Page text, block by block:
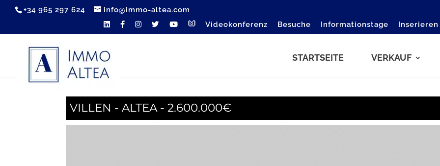
+34 965 297 624
info@immo-altea.com
Videokonferenz
Besuche Informationstage
STARTSEITE VERKAUF
VILLEN - ALTEA - 2.600.000€